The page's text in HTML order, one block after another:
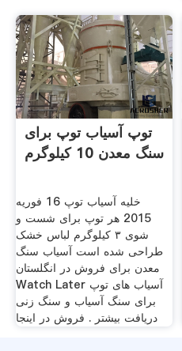
توپ آسیاب توپ برای
سنگ معدن 10 کیلوگرم
خلیه آسیاب توپ 16 فوریه
2015 هر توپ برای شست و
شوی ۳ کیلوگرم لباس خشک
طراحی شده است آسیاب سنگ
معدن برای فروش در انگلستان
Watch Later آسیاب های توپ
برای سنگ آسیاب و سنگ زنی
دریافت بیشتر . فروش در اینجا